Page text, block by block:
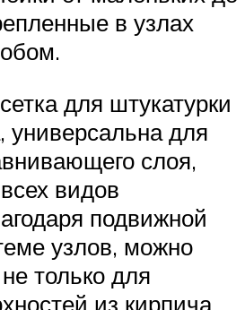
в узлах
для штукатурки
универсальна для
слоя,
видов
подвижной
узлов, можно
только для
из кирпича,